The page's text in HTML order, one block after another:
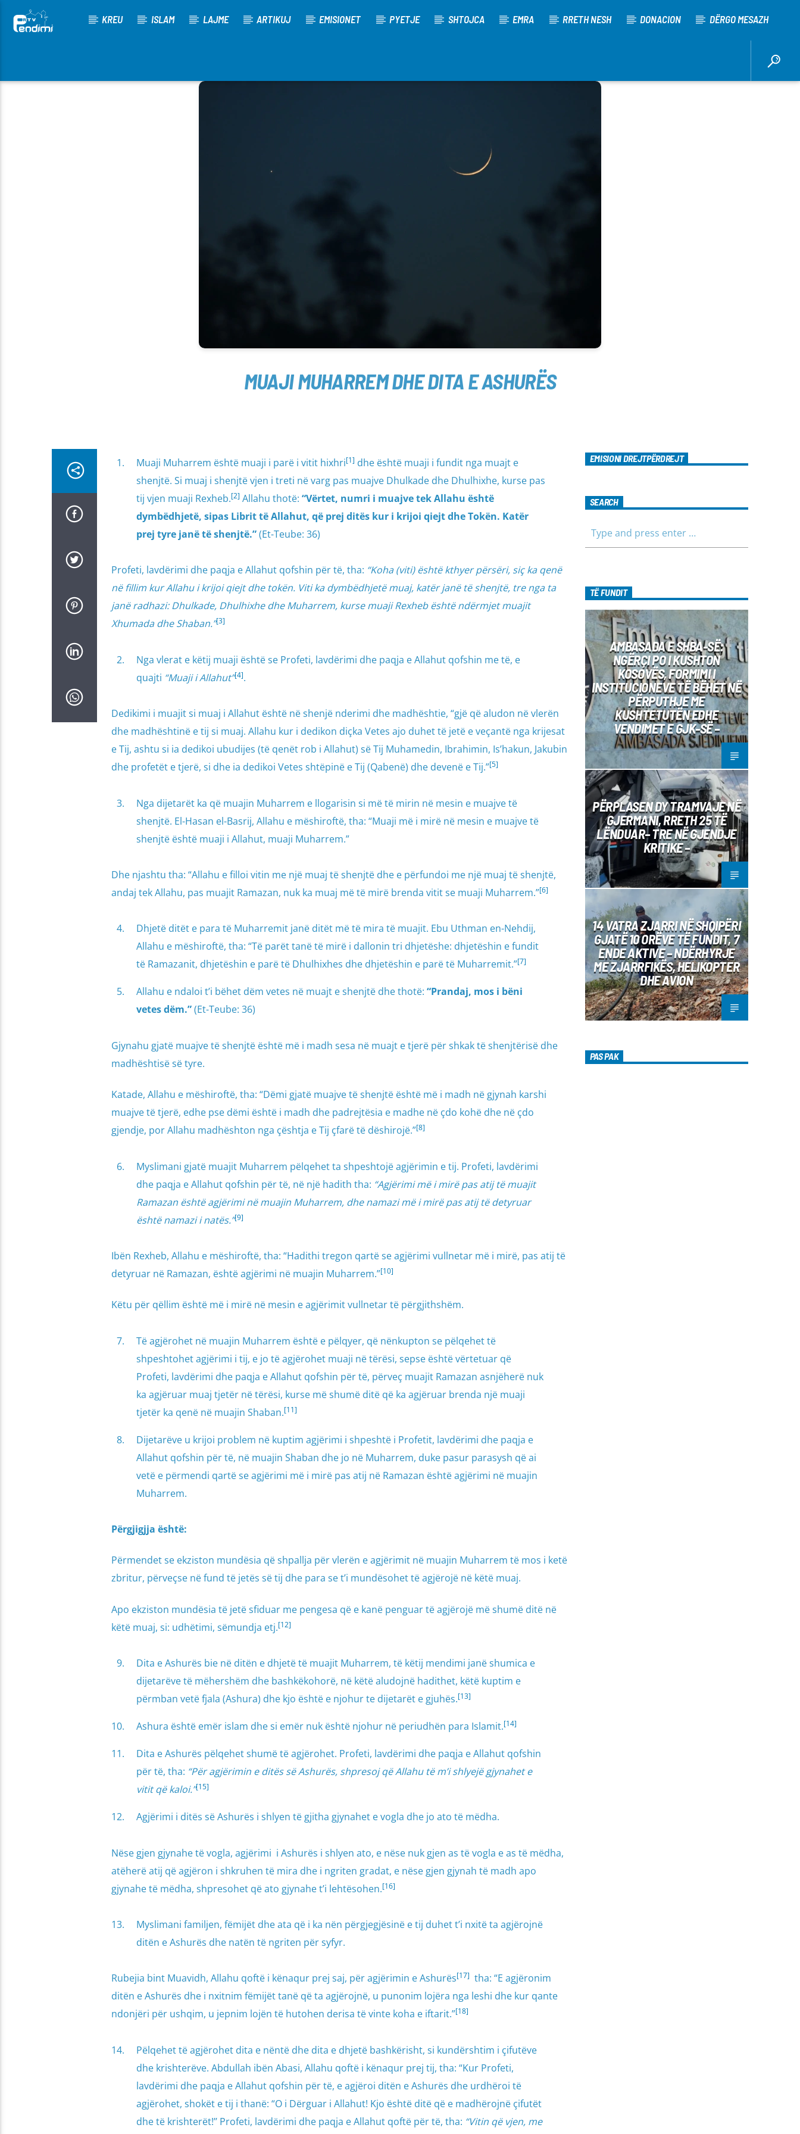
KREU ISLAM LAJME ARTIKUJ EMISIONET PYETJE SHTOJCA EMRA RRETH NESH DONACION DËRGO MESAZH
[There are no radio stations in the database]
MUAJI MUHARREM DHE DITA E ASHURËS
Muaji Muharrem është muaji i parë i vitit hixhri[1] dhe është muaji i fundit nga muajt e
shenjtë. Si muaj i shenjtë vjen i treti në varg pas muajve Dhulkade dhe Dhulhixhe, kurse pas
tij vjen muaji Rexheb.[2] Allahu thotë: “Vërtet, numri i muajve tek Allahu është
dymbëdhjetë, sipas Librit të Allahut, që prej ditës kur i krijoi qiejt dhe Tokën. Katër
prej tyre janë të shenjtë.”(Et-Teube: 36)
Profeti, lavdërimi dhe paqja e Allahut qofshin për të, tha: “Koha (viti) është kthyer përsëri, siç ka qenë
në fillim kur Allahu i krijoi qiejt dhe tokën. Viti ka dymbëdhjetë muaj, katër janë të shenjtë, tre nga ta
janë radhazi: Dhulkade, Dhulhixhe dhe Muharrem, kurse muaji Rexheb është ndërmjet muajit
Xhumada dhe Shaban.”[3]
Nga vlerat e këtij muaji është se Profeti, lavdërimi dhe paqja e Allahut qofshin me të, e
quajti “Muaji i Allahut”[4].
Dedikimi i muajit si muaj i Allahut është në shenjë nderimi dhe madhështie, “gjë që aludon në vlerën
dhe madhështinë e tij si muaj. Allahu kur i dedikon diçka Vetes ajo duhet të jetë e veçantë nga krijesat
e Tij, ashtu si ia dedikoi ubudijes (të qenët rob i Allahut) së Tij Muhamedin, Ibrahimin, Is’hakun, Jakubin
dhe profetët e tjerë, si dhe ia dedikoi Vetes shtëpinë e Tij (Qabenë) dhe devenë e Tij.”[5]
Nga dijetarët ka që muajin Muharrem e llogarisin si më të mirin në mesin e muajve të
shenjtë. El-Hasan el-Basrij, Allahu e mëshiroftë, tha: “Muaji më i mirë në mesin e muajve të
shenjtë është muaji i Allahut, muaji Muharrem.”
Dhe njashtu tha: “Allahu e filloi vitin me një muaj të shenjtë dhe e përfundoi me një muaj të shenjtë,
andaj tek Allahu, pas muajit Ramazan, nuk ka muaj më të mirë brenda vitit se muaji Muharrem.”[6]
Dhjetë ditët e para të Muharremit janë ditët më të mira të muajit. Ebu Uthman en-Nehdij,
Allahu e mëshiroftë, tha: “Të parët tanë të mirë i dallonin tri dhjetëshe: dhjetëshin e fundit
të Ramazanit, dhjetëshin e parë të Dhulhixhes dhe dhjetëshin e parë të Muharremit.”[7]
Allahu e ndaloi t’i bëhet dëm vetes në muajt e shenjtë dhe thotë: “Prandaj, mos i bëni
vetes dëm.”(Et-Teube: 36)
Gjynahu gjatë muajve të shenjtë është më i madh sesa në muajt e tjerë për shkak të shenjtërisë dhe
madhështisë së tyre.
Katade, Allahu e mëshiroftë, tha: “Dëmi gjatë muajve të shenjtë është më i madh në gjynah karshi
muajve të tjerë, edhe pse dëmi është i madh dhe padrejtësia e madhe në çdo kohë dhe në çdo
gjendje, por Allahu madhështon nga çështja e Tij çfarë të dëshirojë.”[8]
Myslimani gjatë muajit Muharrem pëlqehet ta shpeshtojë agjërimin e tij. Profeti, lavdërimi
dhe paqja e Allahut qofshin për të, në një hadith tha: “Agjërimi më i mirë pas atij të muajit
Ramazan është agjërimi në muajin Muharrem, dhe namazi më i mirë pas atij të detyruar
është namazi i natës.”[9]
Ibën Rexheb, Allahu e mëshiroftë, tha: “Hadithi tregon qartë se agjërimi vullnetar më i mirë, pas atij të
detyruar në Ramazan, është agjërimi në muajin Muharrem.”[10]
Këtu për qëllim është më i mirë në mesin e agjërimit vullnetar të përgjithshëm.
Të agjërohet në muajin Muharrem është e pëlqyer, që nënkupton se pëlqehet të
shpeshtohet agjërimi i tij, e jo të agjërohet muaji në tërësi, sepse është vërtetuar që
Profeti, lavdërimi dhe paqja e Allahut qofshin për të, përveç muajit Ramazan asnjëherë nuk
ka agjëruar muaj tjetër në tërësi, kurse më shumë ditë që ka agjëruar brenda një muaji
tjetër ka qenë në muajin Shaban.[11]
Dijetarëve u krijoi problem në kuptim agjërimi i shpeshtë i Profetit, lavdërimi dhe paqja e
Allahut qofshin për të, në muajin Shaban dhe jo në Muharrem, duke pasur parasysh që ai
vetë e përmendi qartë se agjërimi më i mirë pas atij në Ramazan është agjërimi në muajin
Muharrem.
Përgjigjja është:
Përmendet se ekziston mundësia që shpallja për vlerën e agjërimit në muajin Muharrem të mos i ketë
zbritur, përveçse në fund të jetës së tij dhe para se t’i mundësohet të agjërojë në këtë muaj.
Apo ekziston mundësia të jetë sfiduar me pengesa që e kanë penguar të agjërojë më shumë ditë në
këtë muaj, si: udhëtimi, sëmundja etj.[12]
Dita e Ashurës bie në ditën e dhjetë të muajit Muharrem, të këtij mendimi janë shumica e
dijetarëve të mëhershëm dhe bashkëkohorë, në këtë aludojnë hadithet, këtë kuptim e
përmban vetë fjala (Ashura) dhe kjo është e njohur te dijetarët e gjuhës.[13]
Ashura është emër islam dhe si emër nuk është njohur në periudhën para Islamit.[14]
Dita e Ashurës pëlqehet shumë të agjërohet. Profeti, lavdërimi dhe paqja e Allahut qofshin
për të, tha: “Për agjërimin e ditës së Ashurës, shpresoj që Allahu të m’i shlyejë gjynahet e
vitit që kaloi.”[15]
Agjërimi i ditës së Ashurës i shlyen të gjitha gjynahet e vogla dhe jo ato të mëdha.
Nëse gjen gjynahe të vogla, agjërimi i Ashurës i shlyen ato, e nëse nuk gjen as të vogla e as të mëdha,
atëherë atij që agjëron i shkruhen të mira dhe i ngriten gradat, e nëse gjen gjynah të madh apo
gjynahe të mëdha, shpresohet që ato gjynahe t’i lehtësohen.[16]
Myslimani familjen, fëmijët dhe ata që i ka nën përgjegjësinë e tij duhet t’i nxitë ta agjërojnë
ditën e Ashurës dhe natën të ngriten për syfyr.
Rubejia bint Muavidh, Allahu qoftë i kënaqur prej saj, për agjërimin e Ashurës[17] tha: “E agjëronim
ditën e Ashurës dhe i nxitnim fëmijët tanë që ta agjërojnë, u punonim lojëra nga leshi dhe kur qante
ndonjëri për ushqim, u jepnim lojën të hutohen derisa të vinte koha e iftarit.”[18]
Pëlqehet të agjërohet dita e nëntë dhe dita e dhjetë bashkërisht, si kundërshtim i çifutëve
dhe krishterëve. Abdullah ibën Abasi, Allahu qoftë i kënaqur prej tij, tha: “Kur Profeti,
lavdërimi dhe paqja e Allahut qofshin për të, e agjëroi ditën e Ashurës dhe urdhëroi të
agjërohet, shokët e tij i thanë: “O i Dërguar i Allahut! Kjo është ditë që e madhërojnë çifutët
dhe të krishterët!’’ Profeti, lavdërimi dhe paqja e Allahut qoftë për të, tha: “Vitin që vjen, me
EMISIONI DREJTPËRDREJT
SEARCH
TË FUNDIT
AMBASADA E SHBA-SË:
NGËRÇI PO I KUSHTON
KOSOVËS, FORMIMI I
INSTITUCIONEVE TË BËHET NË
PËRPUTHJE ME
KUSHTETUTËN EDHE
VENDIMET E GJK-SË –
PËRPLASEN DY TRAMVAJE NË
GJERMANI, RRETH 25 TË
LËNDUAR– TRE NË GJENDJE
KRITIKE –
14 VATRA ZJARRI NË SHQIPËRI
GJATË 10 ORËVE TË FUNDIT, 7
ENDE AKTIVE – NDËRHYRJE
ME ZJARRFIKËS, HELIKOPTER
DHE AVION
PAS PAK